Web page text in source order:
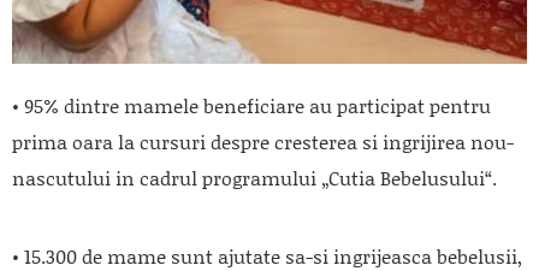
• 95% dintre mamele beneficiare au participat pentru
prima oara la cursuri despre cresterea si ingrijirea nou-
nascutului in cadrul programului „Cutia Bebelusului“.
• 15.300 de mame sunt ajutate sa-si ingrijeasca bebelusii,